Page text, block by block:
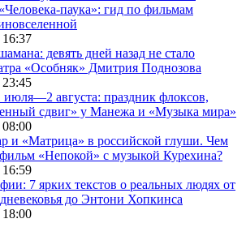
паука»: гид по фильмам
16:37
девять дней назад не стало
«Особняк» Дмитрия Поднозова
23:45
июля—2 августа: праздник флоксов,
сдвиг» у Манежа и «Музыка мира»
08:00
и «Матрица» в российской глуши. Чем
«Непокой» с музыкой Курехина?
16:59
7 ярких текстов о реальных людях от
до Энтони Хопкинса
18:00